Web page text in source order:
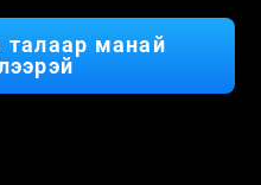
талаар манай